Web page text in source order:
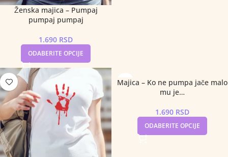
Ženska majica – Pumpaj
pumpaj pumpaj
1.690 RSD
ODABERITE OPCIJE
Majica – Ko ne pumpa jače malo
mu je…
1.690 RSD
ODABERITE OPCIJE